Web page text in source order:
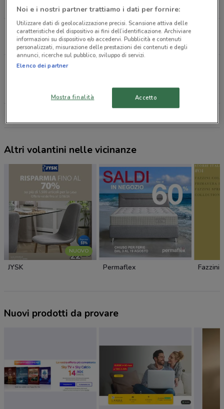
26 km
APERTO
Via Sempione, 72 Vergiate
30.8 km
APERTO
Viale Cristoforo Colombo, 18 Trezzano Sul
Altri volantini nelle vicinanze
NUOVO
JYSK Permaflex Fazzini
Nuovi prodotti da provare
Noi e i nostri partner trattiamo i dati per fornire:
Utilizzare dati di geolocalizzazione precisi. Scansione attiva delle
caratteristiche del dispositivo ai fini dell’identificazione. Archiviare
informazioni su dispositivo e/o accedervi. Pubblicità e contenuti
personalizzati, misurazione delle prestazioni dei contenuti e degli
annunci, ricerche sul pubblico, sviluppo di servizi.
Elenco dei partner
Mostra finalità Accetto